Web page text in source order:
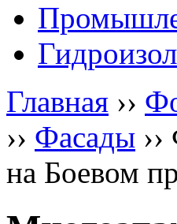
Главная ››
›› Фасады ››
на Боевом